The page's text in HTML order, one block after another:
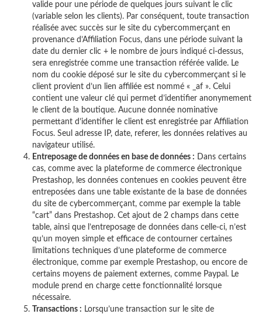
valide pour une période de quelques jours suivant le clic
(variable selon les clients). Par conséquent, toute transaction
réalisée avec succès sur le site du cybercommerçant en
provenance d’Affiliation Focus, dans une période suivant la
date du dernier clic + le nombre de jours indiqué ci-dessus,
sera enregistrée comme une transaction référée valide. Le
nom du cookie déposé sur le site du cybercommerçant si le
client provient d’un lien affiliée est nommé « _af ». Celui
contient une valeur clé qui permet d’identifier anonymement
le client de la boutique. Aucune donnée nominative
permettant d’identifier le client est enregistrée par Affiliation
Focus. Seul adresse IP, date, referer, les données relatives au
navigateur utilisé.
Entreposage de données en base de données : Dans certains
cas, comme avec la plateforme de commerce électronique
Prestashop, les données contenues en cookies peuvent être
entreposées dans une table existante de la base de données
du site de cybercommerçant, comme par exemple la table
“cart” dans Prestashop. Cet ajout de 2 champs dans cette
table, ainsi que l’entreposage de données dans celle-ci, n’est
qu’un moyen simple et efficace de contourner certaines
limitations techniques d’une plateforme de commerce
électronique, comme par exemple Prestashop, ou encore de
certains moyens de paiement externes, comme Paypal. Le
module prend en charge cette fonctionnalité lorsque
nécessaire.
Transactions : Lorsqu’une transaction sur le site de